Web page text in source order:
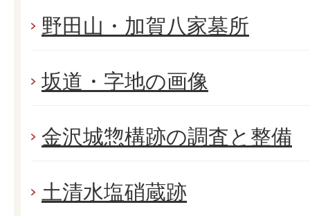
野田山・加賀八家墓所
坂道・字地の画像
金沢城惣構跡の調査と整備
土清水塩硝蔵跡